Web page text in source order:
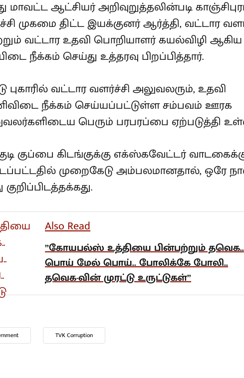
ஆட்சியர் அறிவுறுத்தலின்படி
ஊரக வளர்ச்சி முகமை திட்ட இயக்குனர் ஆர்த்தி,
சாந்தி மற்றும் வட்டார உதவி பொறியாளர்
பணியிடை நீக்கம் செய்து உத்தரவு
வட்டார வளர்ச்சி அலுவலரும், உதவி
நீக்கம் செய்யப்பட்டுள்ள சம்பவம் ஊரக
குப்பை கிடங்குக்கு எக்ஸ்கவேட்டர்
விடப்பட்டதில் முறைகேடு
ரத்து செய்யப்பட்டது குறிப்பிடத்தக்கது.
Also Read
”கோயபல்ஸ் உத்தியை பின்பற்றும் தவெக..
பொய் மேல் பொய்.. போலிக்கே போலி..